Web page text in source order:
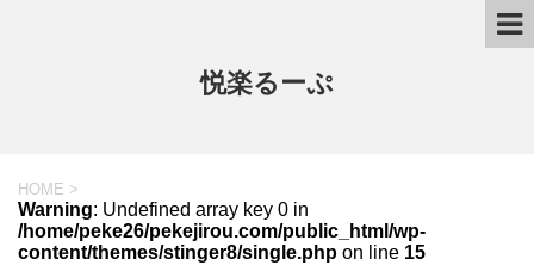
悦楽るーぷ
HOME >
Warning: Undefined array key 0 in
/home/peke26/pekejirou.com/public_html/wp-
content/themes/stinger8/single.php on line 15